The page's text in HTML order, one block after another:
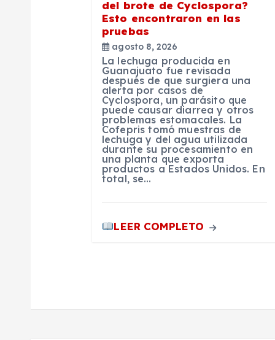
del brote de Cyclospora?
Esto encontraron en las
pruebas
agosto 8, 2026
La lechuga producida en
Guanajuato fue revisada
después de que surgiera una
alerta por casos de
Cyclospora, un parásito que
puede causar diarrea y otros
problemas estomacales. La
Cofepris tomó muestras de
lechuga y del agua utilizada
durante su procesamiento en
una planta que exporta
productos a Estados Unidos. En
total, se…
LEER COMPLETO